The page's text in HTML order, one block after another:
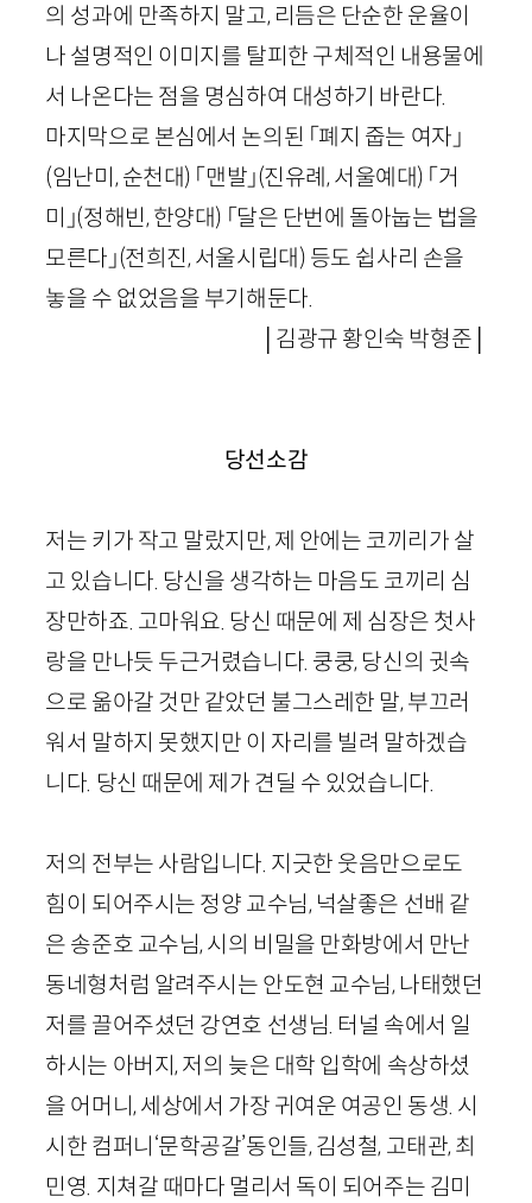
의 성과에 만족하지 말고, 리듬은 단순한 운율이
나 설명적인 이미지를 탈피한 구체적인 내용물에
서 나온다는 점을 명심하여 대성하기 바란다.
마지막으로 본심에서 논의된 「폐지 줍는 여자」
(임난미, 순천대) 「맨발」(진유례, 서울예대) 「거
미」(정해빈, 한양대) 「달은 단번에 돌아눕는 법을
모른다」(전희진, 서울시립대) 등도 쉽사리 손을
놓을 수 없었음을 부기해둔다.
│김광규 황인숙 박형준│
당선소감
저는 키가 작고 말랐지만, 제 안에는 코끼리가 살
고 있습니다. 당신을 생각하는 마음도 코끼리 심
장만하죠. 고마워요. 당신 때문에 제 심장은 첫사
랑을 만나듯 두근거렸습니다. 쿵쿵, 당신의 귓속
으로 옮아갈 것만 같았던 불그스레한 말, 부끄러
워서 말하지 못했지만 이 자리를 빌려 말하겠습
니다. 당신 때문에 제가 견딜 수 있었습니다.
저의 전부는 사람입니다. 지긋한 웃음만으로도
힘이 되어주시는 정양 교수님, 넉살좋은 선배 같
은 송준호 교수님, 시의 비밀을 만화방에서 만난
동네형처럼 알려주시는 안도현 교수님, 나태했던
저를 끌어주셨던 강연호 선생님. 터널 속에서 일
하시는 아버지, 저의 늦은 대학 입학에 속상하셨
을 어머니, 세상에서 가장 귀여운 여공인 동생. 시
시한 컴퍼니‘문학공갈’동인들, 김성철, 고태관, 최
민영. 지쳐갈 때마다 멀리서 독이 되어주는 김미